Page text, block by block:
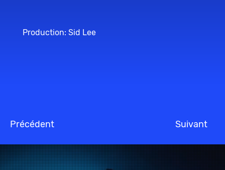
Production: Sid Lee
Précédent Suivant